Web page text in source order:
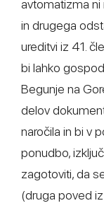
avtomatizma ni
in drugega
ureditvi iz 41.
bi lahko
Begunje na
delov
naročila in bi v
ponudbo,
zagotoviti, da
(druga poved